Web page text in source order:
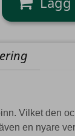
Vilket den
en nyare